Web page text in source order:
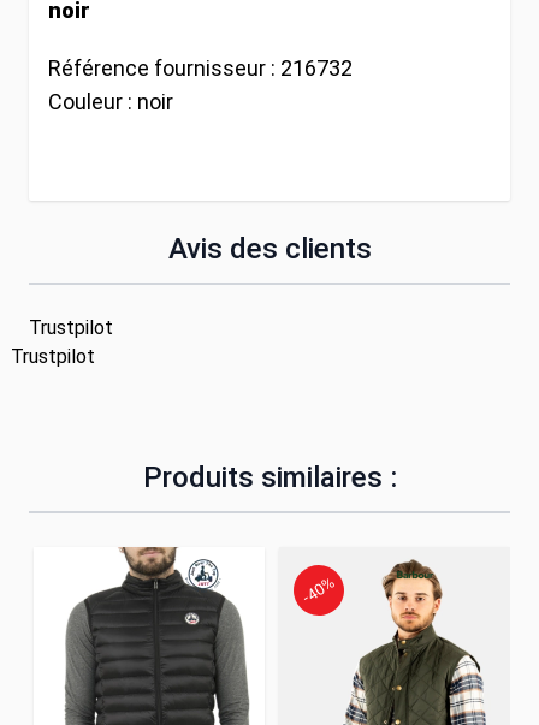
noir
Référence fournisseur : 216732
Couleur : noir
Avis des clients
Trustpilot
Trustpilot
Produits similaires :
-40%